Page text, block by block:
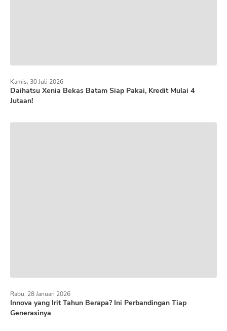
Daihatsu Xenia Bekas Batam Siap Pakai, Kredit Mulai 4
Jutaan!
Kamis, 30 Juli 2026
Innova yang Irit Tahun Berapa? Ini Perbandingan Tiap
Generasinya
Rabu, 28 Januari 2026